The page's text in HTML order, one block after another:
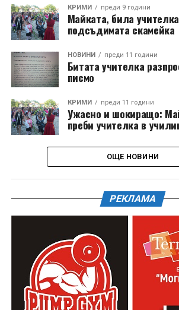
КРИМИ преди 9 години
Майката, била
подсъдимата скамейка
НОВИНИ преди 11 години
Битата учителка
писмо
КРИМИ преди 11 години
Ужасно и шокиращо:
преби учителка в
ОЩЕ НОВИНИ
РЕКЛАМА